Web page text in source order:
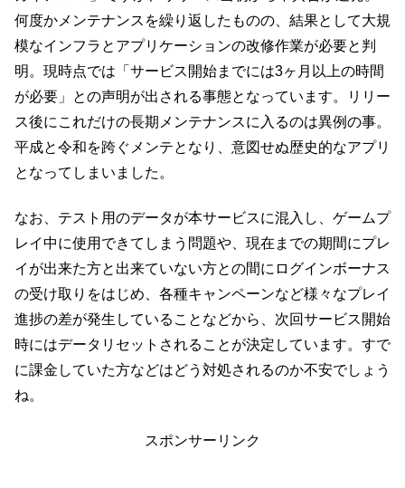
何度かメンテナンスを繰り返したものの、結果として大規
模なインフラとアプリケーションの改修作業が必要と判
明。現時点では「サービス開始までには3ヶ月以上の時間
が必要」との声明が出される事態となっています。リリー
ス後にこれだけの長期メンテナンスに入るのは異例の事。
平成と令和を跨ぐメンテとなり、意図せぬ歴史的なアプリ
となってしまいました。
なお、テスト用のデータが本サービスに混入し、ゲームプ
レイ中に使用できてしまう問題や、現在までの期間にプレ
イが出来た方と出来ていない方との間にログインボーナス
の受け取りをはじめ、各種キャンペーンなど様々なプレイ
進捗の差が発生していることなどから、次回サービス開始
時にはデータリセットされることが決定しています。すで
に課金していた方などはどう対処されるのか不安でしょう
ね。
スポンサーリンク